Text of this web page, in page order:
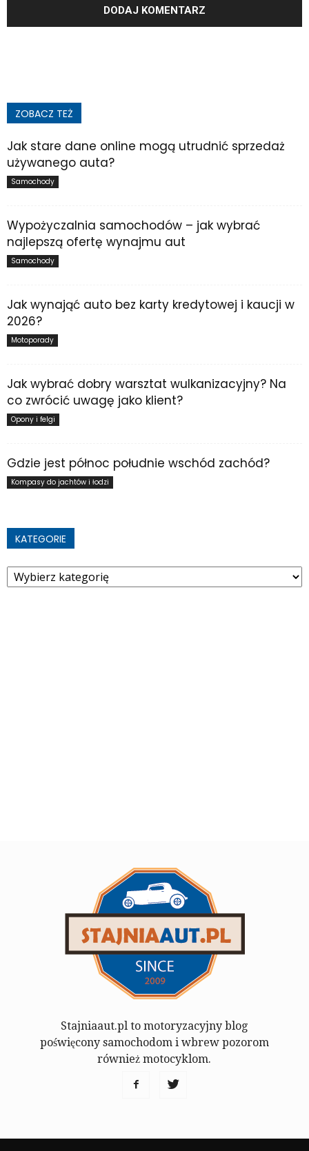
ZOBACZ TEŻ
Jak stare dane online mogą utrudnić sprzedaż
używanego auta?
Samochody
Wypożyczalnia samochodów – jak wybrać
najlepszą ofertę wynajmu aut
Samochody
Jak wynająć auto bez karty kredytowej i kaucji w
2026?
Motoporady
Jak wybrać dobry warsztat wulkanizacyjny? Na
co zwrócić uwagę jako klient?
Opony i felgi
Gdzie jest północ południe wschód zachód?
Kompasy do jachtów i łodzi
KATEGORIE
Kategorie
Stajniaaut.pl to motoryzacyjny blog
poświęcony samochodom i wbrew pozorom
również motocyklom.